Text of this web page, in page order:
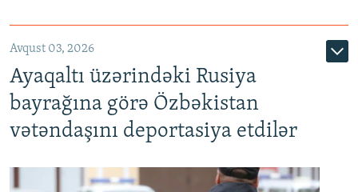
Avqust 03, 2026
Ayaqaltı üzərindəki Rusiya
bayrağına görə Özbəkistan
vətəndaşını deportasiya etdilər